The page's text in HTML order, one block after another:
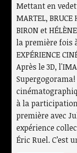
Mettant en
MARTEL,
BIRON et
la première fois à
EXPÉRIENCE
Après le 3D,
à la
première avec
expérience
Éric Ruel.